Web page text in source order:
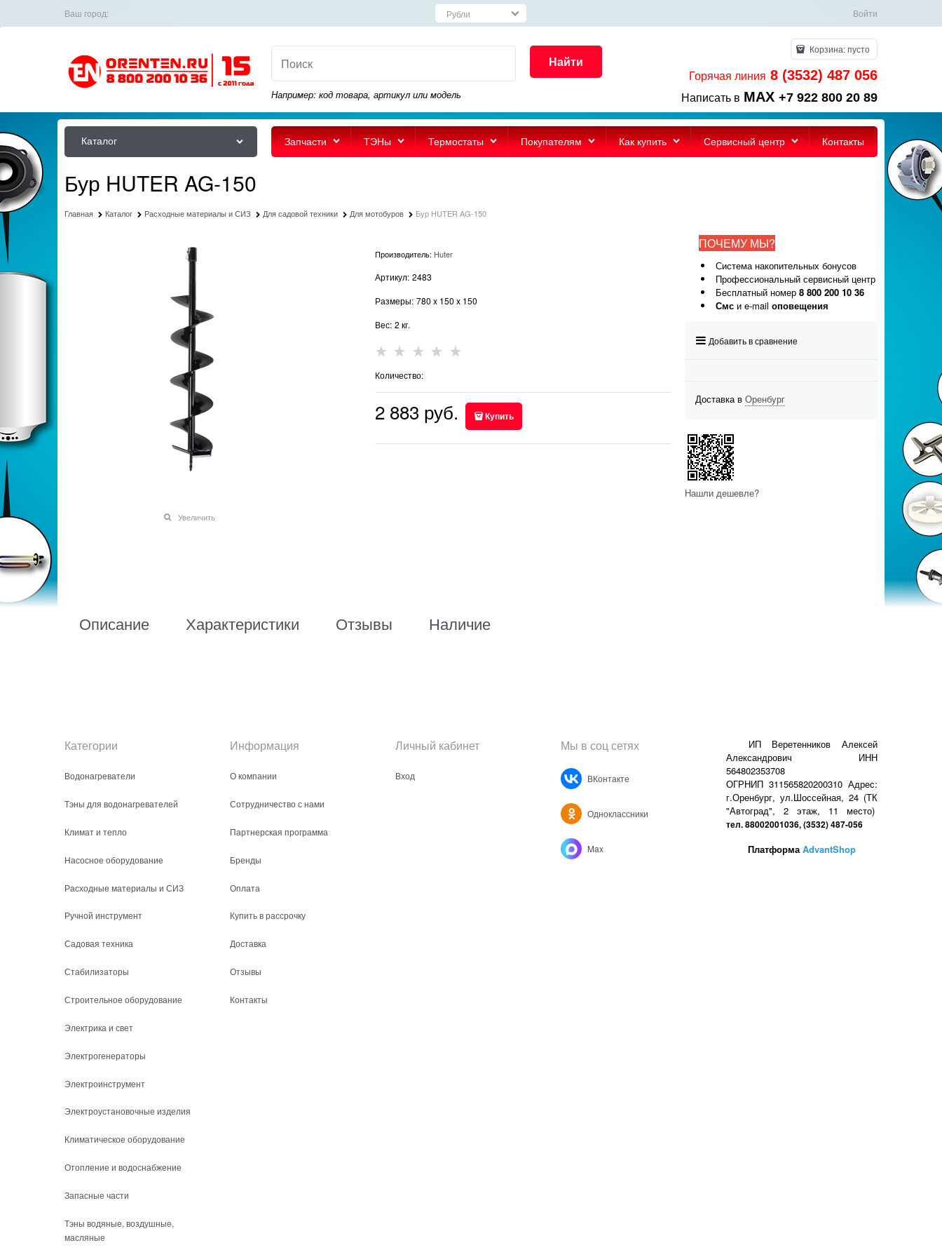
Ваш город: Войти
Найти
Например: код товара, артикул или модель
Корзина:пусто
Горячая линия 8 (3532) 487 056
Написать в MAX +7 922 800 20 89
Каталог Запчасти ТЭНы Термостаты Покупателям Как купить Сервисный центр Контакты
Бур HUTER AG-150
Главная Каталог Расходные материалы и СИЗ Для садовой техники Для мотобуров Бур HUTER AG-150
Увеличить
Производитель: Huter
Артикул: 2483
Размеры: 780 x 150 x 150
Вес: 2 кг.
Количество:
2 883 руб. Купить
Описание Характеристики Отзывы Наличие
ПОЧЕМУ МЫ?
Система накопительных бонусов
Профессиональный сервисный центр
Бесплатный номер 8 800 200 10 36
Смс и e-mail оповещения
Добавить в сравнение
Доставка в Оренбург
Нашли дешевле?
Категории
Водонагреватели
Тэны для водонагревателей
Климат и тепло
Насосное оборудование
Расходные материалы и СИЗ
Ручной инструмент
Садовая техника
Стабилизаторы
Строительное оборудование
Электрика и свет
Электрогенераторы
Электроинструмент
Электроустановочные изделия
Климатическое оборудование
Отопление и водоснабжение
Запасные части
Тэны водяные, воздушные,
масляные
Информация
О компании
Сотрудничество с нами
Партнерская программа
Бренды
Оплата
Купить в рассрочку
Доставка
Отзывы
Контакты
Личный кабинет
Вход
Мы в соц сетях
ВКонтакте
Одноклассники
Max
ИП Веретенников Алексей
Александрович ИНН
564802353708
ОГРНИП 311565820200310 Адрес:
г.Оренбург, ул.Шоссейная, 24 (ТК
"Автоград", 2 этаж, 11 место)
тел. 88002001036, (3532) 487-056
ПлатформаAdvantShop